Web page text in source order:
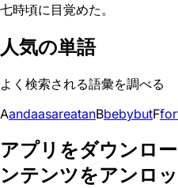
七時頃に目覚めた。
人気の単語
よく検索される語彙を調べる
AandaasareatanBbebybutFfor
アプリをダウンロ
ンテンツをアンロ